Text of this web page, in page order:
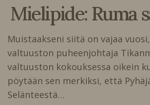
Mielipide: Ruma
Muistaakseni siitä on vajaa
valtuuston puheenjohtaja
valtuuston kokouksessa oikein
pöytään sen merkiksi, että
Selänteestä…